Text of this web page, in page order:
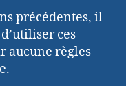
précédentes, il
ces
aucune règles